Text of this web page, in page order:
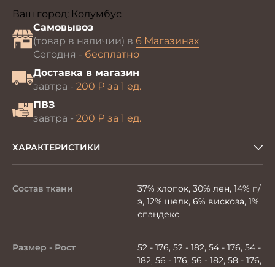
Ваш город: Колумбус
Самовывоз
(товар в наличии) в 6 Магазинах
Сегодня - бесплатно
Доставка в магазин
завтра - 200 ₽ за 1 ед.
ПВЗ
завтра - 200 ₽ за 1 ед.
ХАРАКТЕРИСТИКИ
Состав ткани
37% хлопок, 30% лен, 14% п/
э, 12% шелк, 6% вискоза, 1%
спандекс
Размер - Рост
52 - 176, 52 - 182, 54 - 176, 54 -
182, 56 - 176, 56 - 182, 58 - 176,